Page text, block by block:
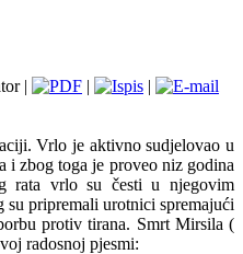
|
| |
Vrlo je aktivno sudjelovao u
i zbog toga je proveo niz godina
rata vrlo su česti u njegovim
pripremali urotnici spremajući
protiv tirana. Smrt Mirsila (
radosnoj pjesmi: